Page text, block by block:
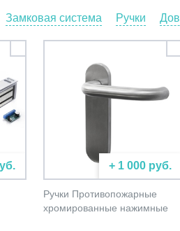
Замковая система Ручки
+ 1 000 руб.
Ручки Противопожарные
хромированные нажимные